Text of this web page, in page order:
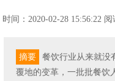
时间：2020-02-28 15:56:22 阅
摘要
餐饮行业从来就没
覆地的变革，一批批餐饮